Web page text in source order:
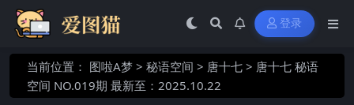
登录
当前位置： 图啦A梦 > 秘语空间 > 唐十七 > 唐十七 秘语
空间 NO.019期 最新至：2025.10.22